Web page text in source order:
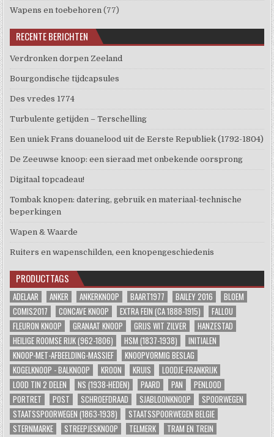
Wapens en toebehoren (77)
RECENTE BERICHTEN
Verdronken dorpen Zeeland
Bourgondische tijdcapsules
Des vredes 1774
Turbulente getijden – Terschelling
Een uniek Frans douanelood uit de Eerste Republiek (1792-1804)
De Zeeuwse knoop: een sieraad met onbekende oorsprong
Digitaal topcadeau!
Tombak knopen: datering, gebruik en materiaal-technische
beperkingen
Wapen & Waarde
Ruiters en wapenschilden, een knopengeschiedenis
PRODUCTTAGS
ADELAAR ANKER ANKERKNOOP BAART1977 BAILEY 2016
BLOEM
COMIS2017
CONCAVE KNOOP EXTRA FEIN (CA 1888-1915)
FALLOU
FLEURON KNOOP
GRANAAT KNOOP GRIJS WIT ZILVER
HANZESTAD
HEILIGE ROOMSE RIJK (962-1806)
HSM (1837-1938)
INITIALEN
KNOOP-MET-AFBEELDING-MASSIEF
KNOOPVORMIG BESLAG
KOGELKNOOP - BALKNOOP
KROON KRUIS
LOODJE-FRANKRIJK
LOOD TIN 2 DELEN
NS (1938-HEDEN) PAARD PAN
PENLOOD
PORTRET
POST SCHROEFDRAAD SJABLOONKNOOP
SPOORWEGEN
STAATSSPOORWEGEN (1863-1938)
STAATSSPOORWEGEN BELGIE
STERNMARKE
STREEPJESKNOOP TELMERK TRAM EN TREIN